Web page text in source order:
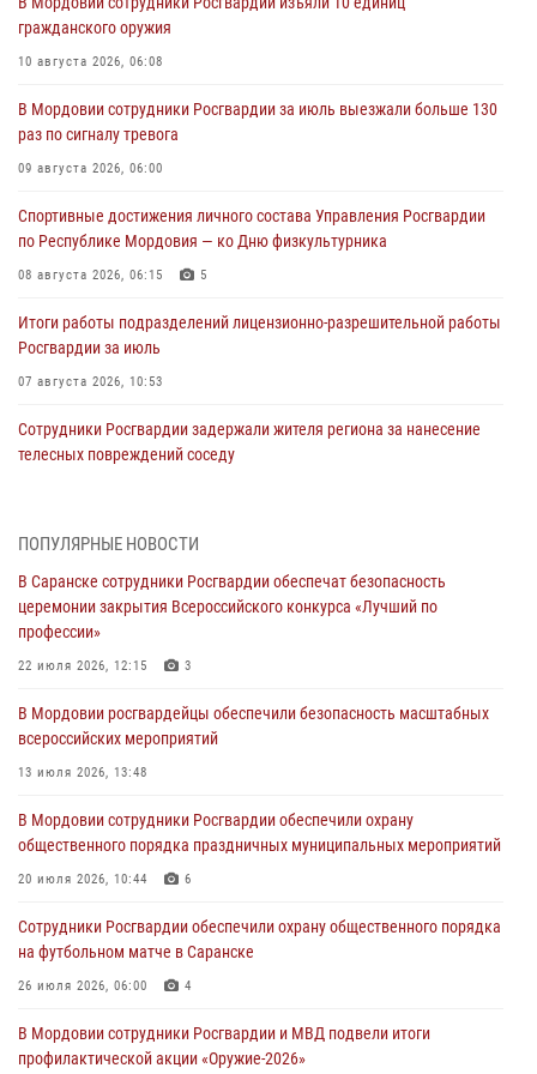
гражданского оружия
10 августа 2026, 06:08
В Мордовии сотрудники Росгвардии за июль выезжали больше 130
раз по сигналу тревога
09 августа 2026, 06:00
Спортивные достижения личного состава Управления Росгвардии
по Республике Мордовия — ко Дню физкультурника
08 августа 2026, 06:15 5
Итоги работы подразделений лицензионно-разрешительной работы
Росгвардии за июль
07 августа 2026, 10:53
Сотрудники Росгвардии задержали жителя региона за нанесение
телесных повреждений соседу
Команда Управления Росгвардии по Республике Мордовия приняла
07 августа 2026, 08:33
Росгвардейцы выполнили в полном объёме задачи по охране
общественного порядка в период важного для Мордовии
06 августа 2026, 08:48 5
В Мордовии руководство и личный состав Росгвардии приняли
Фёдора Ушакова
06 августа 2026, 08:14 9
повредившего имущество в кафе
06 августа 2026, 07:03
ПОПУЛЯРНЫЕ НОВОСТИ
В Саранске сотрудники Росгвардии обеспечат безопасность
церемонии закрытия Всероссийского конкурса «Лучший по
профессии»
22 июля 2026, 12:15 3
В Мордовии росгвардейцы обеспечили безопасность масштабных
всероссийских мероприятий
13 июля 2026, 13:48
В Мордовии сотрудники Росгвардии обеспечили охрану
общественного порядка праздничных муниципальных мероприятий
20 июля 2026, 10:44 6
Сотрудники Росгвардии обеспечили охрану общественного порядка
на футбольном матче в Саранске
26 июля 2026, 06:00 4
В Мордовии сотрудники Росгвардии и МВД подвели итоги
профилактической акции «Оружие‑2026»